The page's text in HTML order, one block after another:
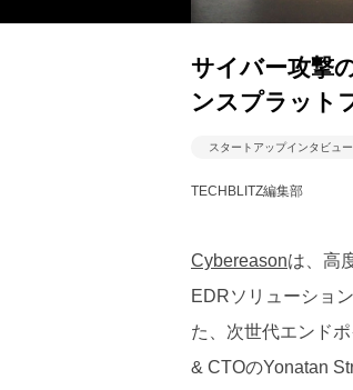
サイバー攻撃
ンスプラット
スタートアップインタビュー
TECHBLITZ編集部
Cybereasonは、高
EDRソリューショ
た、次世代エンド
& CTOのYonatan